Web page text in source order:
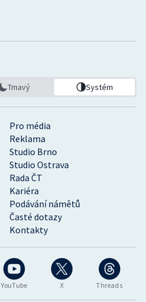
YouTube X Threads
Pro média
Reklama
Studio Brno
Studio Ostrava
Rada ČT
Kariéra
Podávání námětů
Časté dotazy
Kontakty
Tmavý Systém